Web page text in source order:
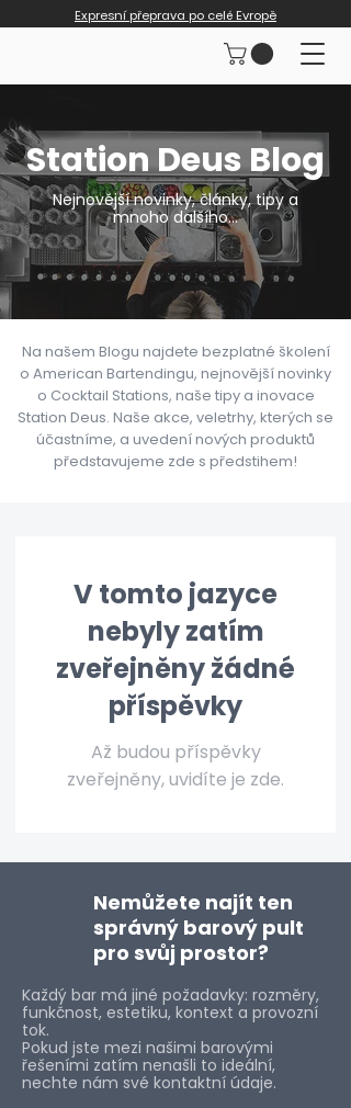
Expresní přeprava po celé Evropě
Station Deus Blog
Nejnovější novinky, články, tipy a
mnoho dalšího...
Na našem Blogu najdete bezplatné školení
o American Bartendingu, nejnovější novinky
o Cocktail Stations, naše tipy a inovace
Station Deus. Naše akce, veletrhy, kterých se
účastníme, a uvedení nových produktů
představujeme zde s předstihem!
V tomto jazyce
nebyly zatím
zveřejněny žádné
příspěvky
Až budou příspěvky
zveřejněny, uvidíte je zde.
Nemůžete najít ten
správný barový pult
pro svůj prostor?
Každý bar má jiné požadavky: rozměry,
funkčnost, estetiku, kontext a provozní
tok.
Pokud jste mezi našimi barovými
řešeními zatím nenašli to ideální,
nechte nám své kontaktní údaje.